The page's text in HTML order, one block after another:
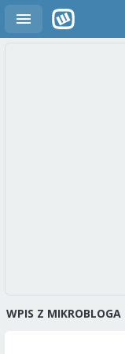
WPIS Z MIKROBLOGA